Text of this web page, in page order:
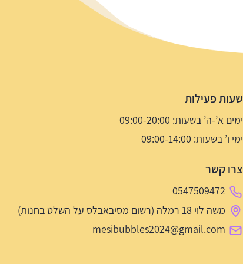
שעות פעילות
ימים א’-ה’ בשעות: 09:00-20:00
ימי ו’ בשעות: 09:00-14:00
צרו קשר
0547509472
משה לוי 18 רמלה (רשום מסיבאבלס על השלט בחנות)
mesibubbles2024@gmail.com